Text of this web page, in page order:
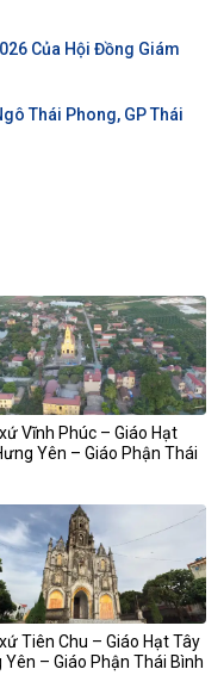
Của Hội Đồng Giám
Thái Phong, GP Thái
Vĩnh Phúc – Giáo Hạt
Yên – Giáo Phận Thái
Tiên Chu – Giáo Hạt Tây
Yên – Giáo Phận Thái Bình